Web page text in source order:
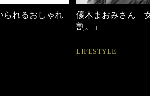
られるおしゃれ
優木まおみさん「
割。」
LIFESTYLE